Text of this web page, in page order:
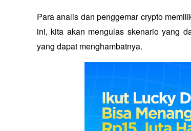
Para analis dan penggemar crypto
ini, kita akan mengulas skenario yang
yang dapat menghambatnya.